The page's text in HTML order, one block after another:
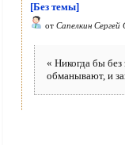
[Без темы]
от Сапелкин Сергей
« Никогда бы
обманывают, и